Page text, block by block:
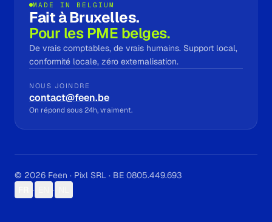
MADE IN BELGIUM
Fait à Bruxelles.
Pour les PME belges.
De vrais comptables, de vrais humains. Support local,
conformité locale, zéro externalisation.
NOUS JOINDRE
contact@feen.be
On répond sous 24h, vraiment.
© 2026 Feen · Pixl SRL · BE 0805.449.693
· ·